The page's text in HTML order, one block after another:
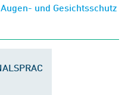
und Gesichtsschutz